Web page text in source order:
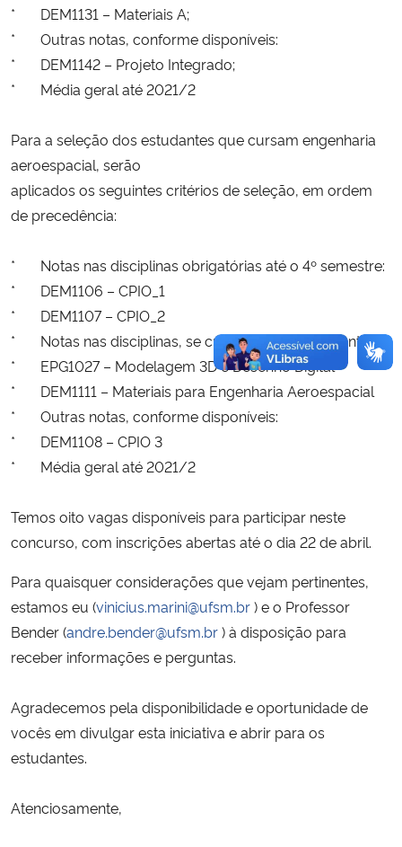
* DEM1131 – Materiais A;
* Outras notas, conforme disponíveis:
* DEM1142 – Projeto Integrado;
* Média geral até 2021/2
Para a seleção dos estudantes que cursam engenharia
aeroespacial, serão
aplicados os seguintes critérios de seleção, em ordem
de precedência:
* Notas nas disciplinas obrigatórias até o 4º semestre:
* DEM1106 – CPIO_1
* DEM1107 – CPIO_2
* Notas nas disciplinas, se cursadas, até o presente:
* EPG1027 – Modelagem 3D e Desenho Digital
* DEM1111 – Materiais para Engenharia Aeroespacial
* Outras notas, conforme disponíveis:
* DEM1108 – CPIO 3
* Média geral até 2021/2
Temos oito vagas disponíveis para participar neste
concurso, com inscrições abertas até o dia 22 de abril.
Para quaisquer considerações que vejam pertinentes,
estamos eu (vinicius.marini@ufsm.br) e o Professor
Bender (andre.bender@ufsm.br) à disposição para
receber informações e perguntas.
Agradecemos pela disponibilidade e oportunidade de
vocês em divulgar esta iniciativa e abrir para os
estudantes.
Atenciosamente,